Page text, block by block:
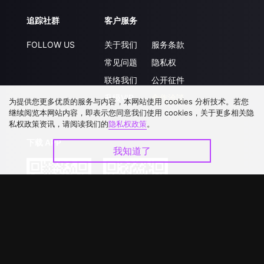
追踪社群
FOLLOW US
客户服务
关于我们
常见问题
联络我们
升级VIP
服务条款
隐私权
公开征件
合作洽談
下载 APP
为提供您更多优质的服务与内容，本网站使用 cookies 分析技术。若您
继续阅览本网站内容，即表示您同意我们使用 cookies，关于更多相关隐
私权政策资讯，请阅读我们的隐私权政策。
我知道了